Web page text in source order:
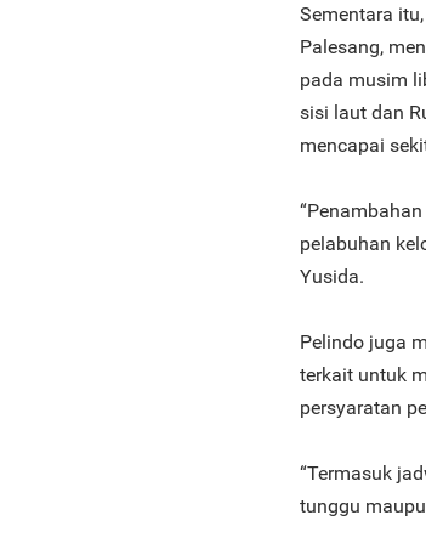
Sementara
Palesang,
pada musim
sisi laut dan
mencapai
pelabuhan
Yusida.
Pelindo juga
terkait untuk
persyaratan
“Termasuk
tunggu